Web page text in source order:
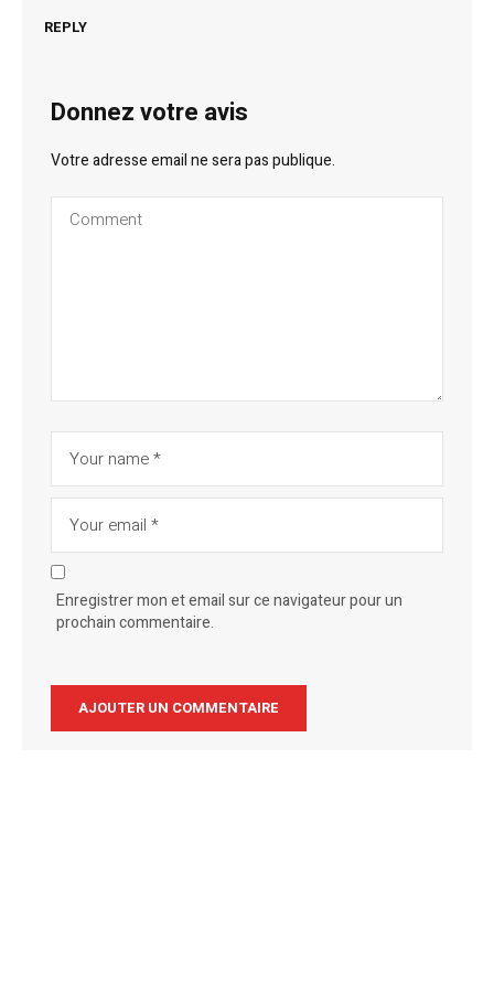
REPLY
Donnez votre avis
Votre adresse email ne sera pas publique.
Enregistrer mon et email sur ce navigateur pour un
prochain commentaire.